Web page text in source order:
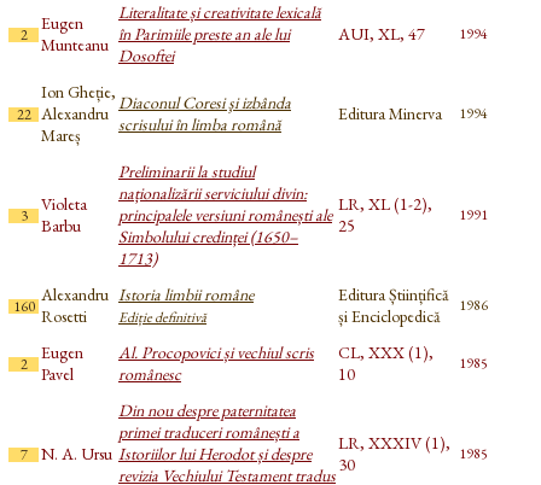
2
Eugen
Munteanu
Literalitate și creativitate lexicală
în Parimiile preste an ale lui
Dosoftei
AUI, XL, 47 1994
22
Ion Gheție,
Alexandru
Mareș
Diaconul Coresi şi izbânda
scrisului în limba română
Editura Minerva 1994
3
Violeta
Barbu
Preliminarii la studiul
naționalizării serviciului divin:
principalele versiuni românești ale
Simbolului credinței (1650–
1713)
LR, XL (1-2),
25
1991
160
Alexandru
Rosetti
Istoria limbii române
Ediție definitivă
Editura Științifică
și Enciclopedică
1986
2
Eugen
Pavel
Al. Procopovici și vechiul scris
românesc
CL, XXX (1),
10
1985
7 N. A. Ursu
Din nou despre paternitatea
primei traduceri românești a
Istoriilor lui Herodot și despre
revizia Vechiului Testament tradus
LR, XXXIV (1),
30
1985